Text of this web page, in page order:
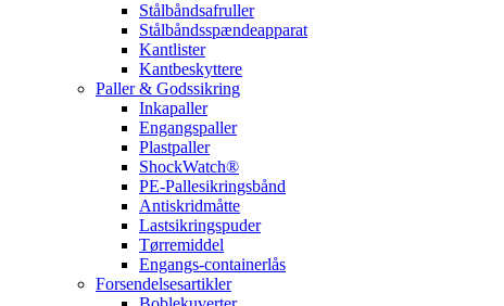
Stålbåndsafruller
Stålbåndsspændeapparat
Kantlister
Kantbeskyttere
Paller & Godssikring
Inkapaller
Engangspaller
Plastpaller
ShockWatch®
PE-Pallesikringsbånd
Antiskridmåtte
Lastsikringspuder
Tørremiddel
Engangs-containerlås
Forsendelsesartikler